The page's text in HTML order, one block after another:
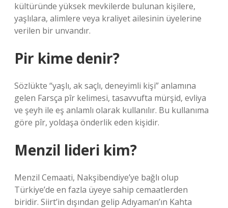
kültüründe yüksek mevkilerde bulunan kişilere,
yaşlılara, alimlere veya kraliyet ailesinin üyelerine
verilen bir unvandır.
Pir kime denir?
Sözlükte “yaşlı, ak saçlı, deneyimli kişi” anlamına
gelen Farsça pîr kelimesi, tasavvufta mürşid, evliya
ve şeyh ile eş anlamlı olarak kullanılır. Bu kullanıma
göre pîr, yoldaşa önderlik eden kişidir.
Menzil lideri kim?
Menzil Cemaati, Nakşibendiye’ye bağlı olup
Türkiye’de en fazla üyeye sahip cemaatlerden
biridir. Siirt’in dışından gelip Adıyaman’ın Kahta